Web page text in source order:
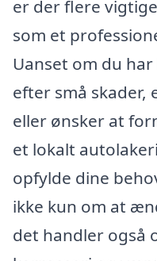
er der flere
som et
Uanset om du
efter små skader,
eller ønsker at
et lokalt
opfylde dine
ikke kun om at
det handler også